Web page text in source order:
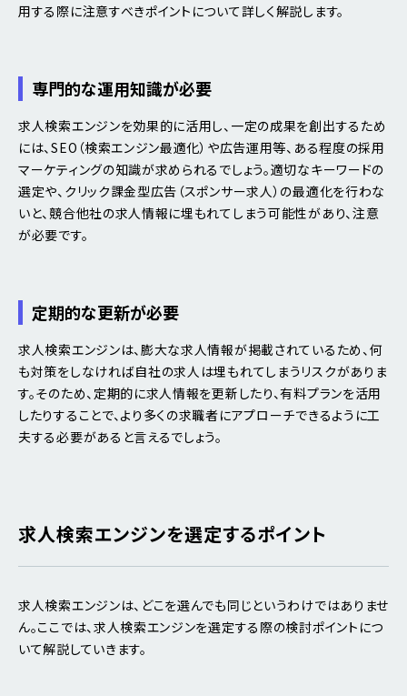
用する際に注意すべきポイントについて詳しく解説します。
専門的な運用知識が必要
求人検索エンジンを効果的に活用し、一定の成果を創出するため
には、SEO（検索エンジン最適化）や広告運用等、ある程度の採用
マーケティングの知識が求められるでしょう。適切なキーワードの
選定や、クリック課金型広告（スポンサー求人）の最適化を行わな
いと、競合他社の求人情報に埋もれてしまう可能性があり、注意
が必要です。
定期的な更新が必要
求人検索エンジンは、膨大な求人情報が掲載されているため、何
も対策をしなければ自社の求人は埋もれてしまうリスクがありま
す。そのため、定期的に求人情報を更新したり、有料プランを活用
したりすることで、より多くの求職者にアプローチできるように工
夫する必要があると言えるでしょう。
求人検索エンジンを選定するポイント
求人検索エンジンは、どこを選んでも同じというわけではありませ
ん。ここでは、求人検索エンジンを選定する際の検討ポイントにつ
いて解説していきます。